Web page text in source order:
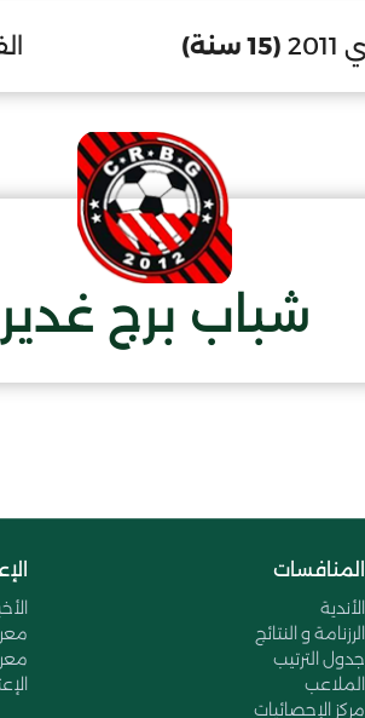
(15 سنة)
شباب برج غدير
المنافسات
الأندية
الرزنامة و النتائج
جدول الترتيب
الملاعب
مركز الإحصائيات